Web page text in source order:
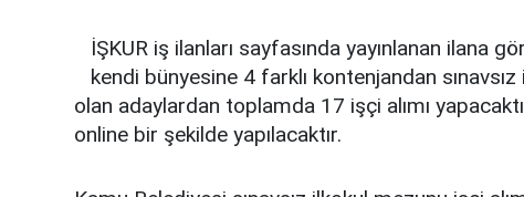
İŞKUR iş ilanları sayfasında yayınlanan ilana
kendi bünyesine 4 farklı kontenjandan
olan adaylardan toplamda 17 işçi alımı
online bir şekilde yapılacaktır.